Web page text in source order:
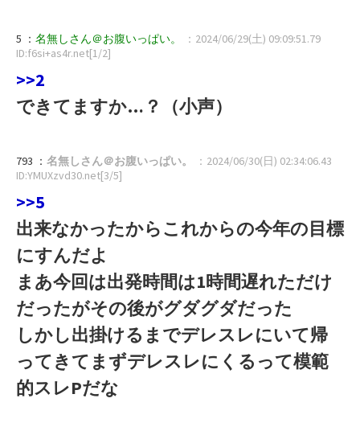
5 ： 名無しさん＠お腹いっぱい。
：2024/06/29(土) 09:09:51.79
ID:f6si+as4r.net[1/2]
>>2
できてますか…？（小声）
793 ： 名無しさん＠お腹いっぱい。
：2024/06/30(日) 02:34:06.43
ID:YMUXzvd30.net[3/5]
>>5
出来なかったからこれからの今年の目標
にすんだよ
まあ今回は出発時間は1時間遅れただけ
だったがその後がグダグダだった
しかし出掛けるまでデレスレにいて帰
ってきてまずデレスレにくるって模範
的スレPだな